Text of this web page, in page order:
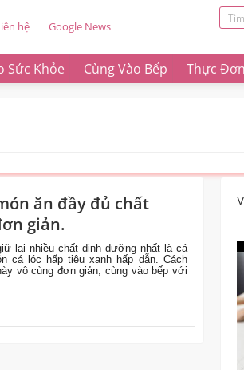
hệ Google News
Sức Khỏe Cùng Vào Bếp Thực Đơn
ăn đầy đủ chất
giản.
lại nhiều chất dinh dưỡng nhất là cá
cá lóc hấp tiêu xanh hấp dẫn. Cách
vô cùng đơn giản, cùng vào bếp với